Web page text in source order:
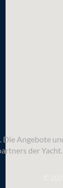
Angebote
der Yacht.